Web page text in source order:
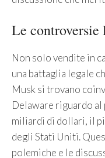
Le
Non solo vendite in
una battaglia legale
Musk si trovano
Delaware riguardo
miliardi di dollari, il
degli Stati Uniti.
polemiche e le